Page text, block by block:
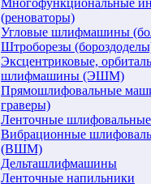
(реноваторы)
Угловые шлифмашины
Штроборезы
Эксцентриковые,
шлифмашины (ЭШМ)
Прямошлифовальные
граверы)
Ленточные
Вибрационные
(ВШМ)
Дельташлифмашины
Ленточные напильники